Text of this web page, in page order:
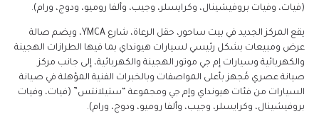
(فيات، وفيات بروفيشينال، وكرايسلر، وجيب، وألفا روميو، ودوج، ورام).
يقع المركز الجديد في بيت ساحور، حقل الرعاة، شارع YMCA، ويضم صالة
عرض ومبيعات بشكل رئيسي لسيارات هيونداي بما فيها الطرازات الهجينة
والكهربائية وسيارات إم جي موتور الهجينة والكهربائية، إلى جانب مركز
صيانة عصري مُجهز بأعلى المواصفات وبالخبرات الفنية المؤهلة في صيانة
السيارات من فئات هيونداي وإم جي ومجموعة “ستيلانتس” (فيات، وفيات
بروفيشينال، وكرايسلر، وجيب، وألفا روميو، ودوج، ورام).